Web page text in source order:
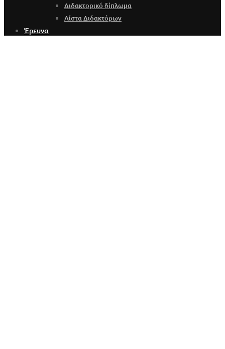
Διδακτορικό δίπλωμα
Λίστα Διδακτόρων
Έρευνα